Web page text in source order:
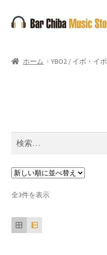
ナ
ビ
ー
キ
ッ
コ
ン
ン
プ
ホーム YBO2 / イボ・イボ
検
索:
全3件を表示新